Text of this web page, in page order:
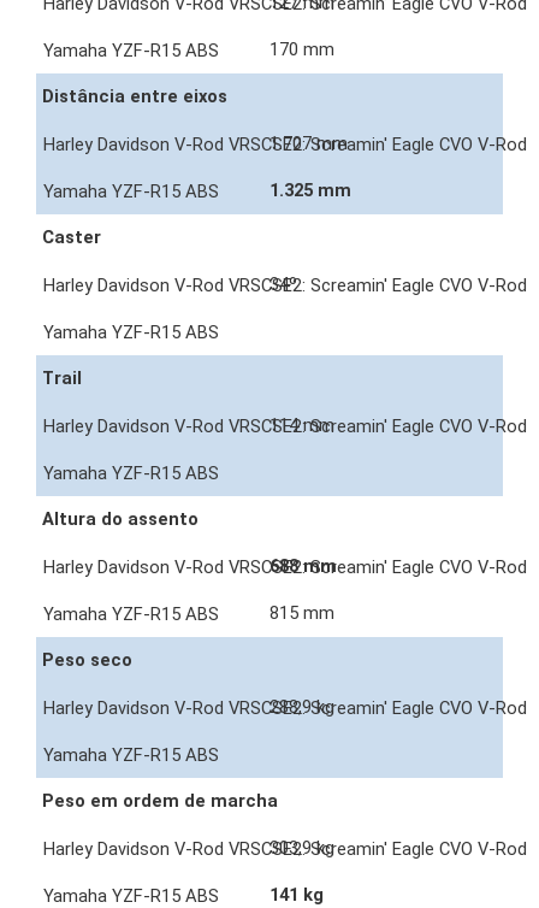
170 mm
Distância entre eixos
1.707 mm
1.325 mm
Caster
34º
Trail
114 mm
Altura do assento
688 mm
815 mm
Peso seco
288,9 kg
Peso em ordem de marcha
303,9 kg
141 kg